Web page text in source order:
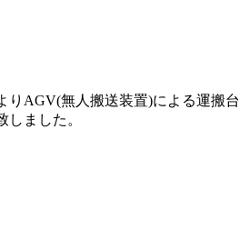
りAGV(無人搬送装置)による運搬台
ました。